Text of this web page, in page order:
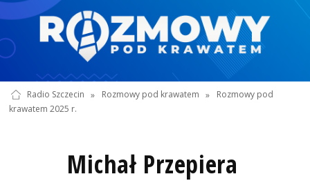
Radio Szczecin » Rozmowy pod krawatem »
Rozmowy pod
krawatem 2025 r.
Michał Przepiera